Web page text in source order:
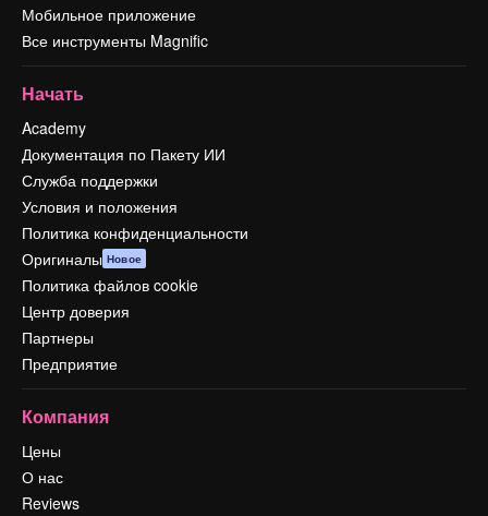
Мобильное приложение
Все инструменты Magnific
Начать
Academy
Документация по Пакету ИИ
Служба поддержки
Условия и положения
Политика конфиденциальности
Оригиналы Новое
Политика файлов cookie
Центр доверия
Партнеры
Предприятие
Компания
Цены
О нас
Reviews